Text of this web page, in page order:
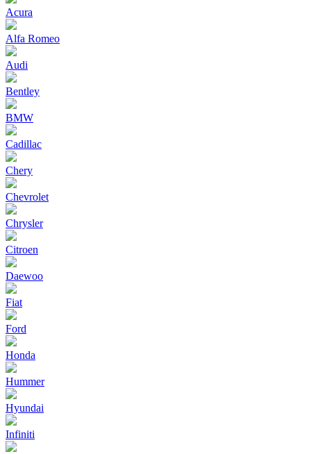
Acura
Alfa Romeo
Audi
Bentley
BMW
Cadillac
Chery
Chevrolet
Chrysler
Citroen
Daewoo
Fiat
Ford
Honda
Hummer
Hyundai
Infiniti